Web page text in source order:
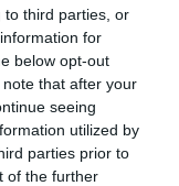
to third parties, or
for
below opt-out
that after your
seeing
utilized by
parties prior to
of the further
la
de
trabajo